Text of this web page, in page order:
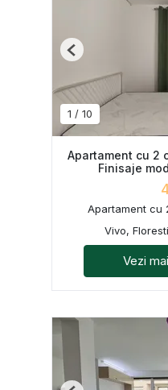
1 / 10
Previous
Apartament cu 2
Finisaje
Apartament cu
Vivo, Floresti
Vezi